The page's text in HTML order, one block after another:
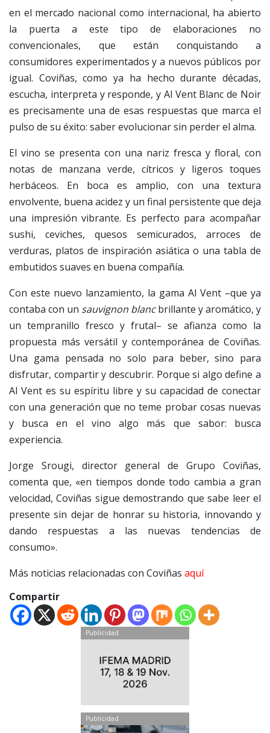
en el mercado nacional como internacional, ha abierto
la puerta a este tipo de elaboraciones no
convencionales, que están conquistando a
consumidores experimentados y a nuevos públicos por
igual. Coviñas, como ya ha hecho durante décadas,
escucha, interpreta y responde, y Al Vent Blanc de Noir
es precisamente una de esas respuestas que marca el
pulso de su éxito: saber evolucionar sin perder el alma.
El vino se presenta con una nariz fresca y floral, con
notas de manzana verde, cítricos y ligeros toques
herbáceos. En boca es amplio, con una textura
envolvente, buena acidez y un final persistente que deja
una impresión vibrante. Es perfecto para acompañar
sushi, ceviches, quesos semicurados, arroces de
verduras, platos de inspiración asiática o una tabla de
embutidos suaves en buena compañía.
Con este nuevo lanzamiento, la gama Al Vent –que ya
contaba con un sauvignon blancbrillante y aromático, y
un tempranillo fresco y frutal– se afianza como la
propuesta más versátil y contemporánea de Coviñas.
Una gama pensada no solo para beber, sino para
disfrutar, compartir y descubrir. Porque si algo define a
Al Vent es su espíritu libre y su capacidad de conectar
con una generación que no teme probar cosas nuevas
y busca en el vino algo más que sabor: busca
experiencia.
Jorge Srougi, director general de Grupo Coviñas,
comenta que, «en tiempos donde todo cambia a gran
velocidad, Coviñas sigue demostrando que sabe leer el
presente sin dejar de honrar su historia, innovando y
dando respuestas a las nuevas tendencias de
consumo».
Más noticias relacionadas con Coviñas aquí
Compartir
Publicidad
Publicidad